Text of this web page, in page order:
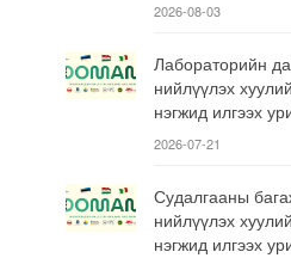
2026-08-03
Лабораторийн
нийлүүлэх
нэгжид илгээх
2026-07-21
Судалгааны
нийлүүлэх
нэгжид илгээх